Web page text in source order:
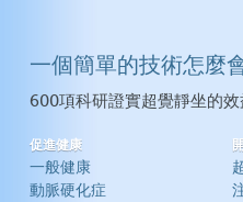
一個簡單的技術怎麼
600項科研證實超覺靜坐的效
促進健康
一般健康
動脈硬化症